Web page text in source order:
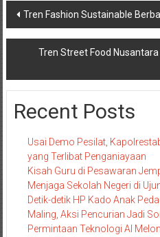
Navigasi
pos
Tren Fashion Sustainable
Tren Street Food
Recent Posts
Usai Demo Pesilat,
yang Terlibat Penganiayaan
Kisah Guru di Pesawaran
Menjaga Sekolah Negeri di
Detik-detik HP Kado Anak
Maling, Aksi Pencurian Jadi
Permintaan Teknologi AI